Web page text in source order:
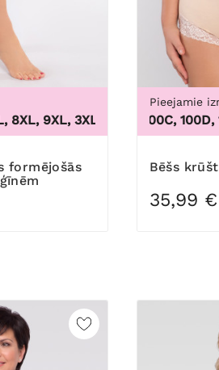
9XL,3XL, 4XL, 5XL, 6XL, 7XL,
Pieejamie
100B, 100C, 100D,
Bēšs
35,99 €